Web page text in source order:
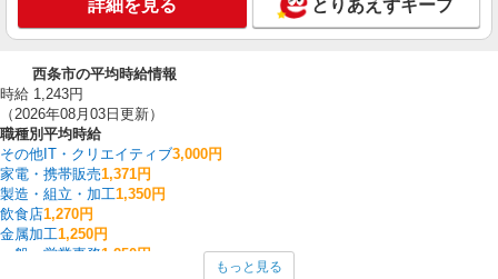
詳細を見る とりあえずキープ
西条市の平均時給情報
時給 1,243円
（2026年08月03日更新）
職種別平均時給
その他IT・クリエイティブ3,000円
家電・携帯販売1,371円
製造・組立・加工1,350円
飲食店1,270円
金属加工1,250円
一般・営業事務1,250円
もっと見る